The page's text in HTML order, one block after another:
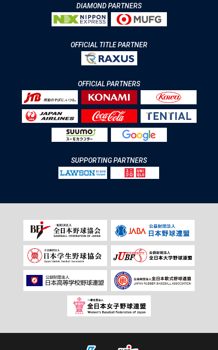
DIAMOND PARTNERS
OFFICIAL TITLE PARTNER
OFFICIAL PARTNERS
SUPPORTING PARTNERS